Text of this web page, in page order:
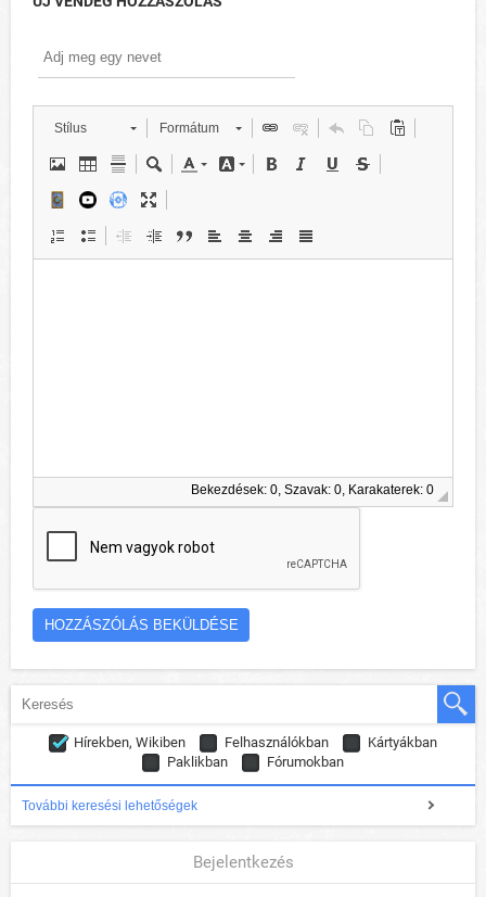
Stílus Formátum
Bekezdések: 0, Szavak: 0, Karakaterek: 0
Hírekben, Wikiben Felhasználókban
Kártyákban
Paklikban
Fórumokban
További keresési lehetőségek
Bejelentkezés